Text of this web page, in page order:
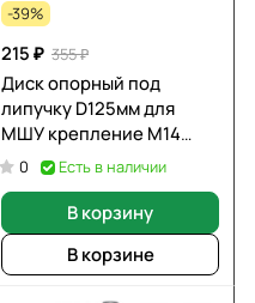
-39%
215 ₽ 355 ₽
Диск опорный под
липучку D125мм для
МШУ крепление М14
ПРАКТИКА 038-531
0 Есть в наличии
В корзину
В корзине